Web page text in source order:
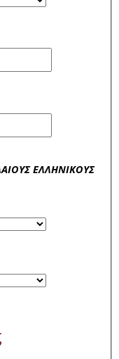
ΕΛΛΗΝΙΚΟΥΣ